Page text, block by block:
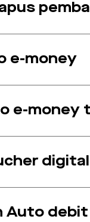
e-money
e-money
digital
Auto